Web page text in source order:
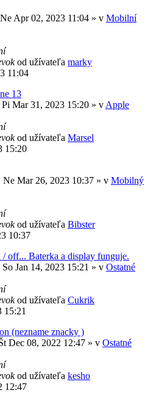
Ne Apr 02, 2023 11:04 » v Mobilní
od užívateľa marky
11:04
13
Pi Mar 31, 2023 15:20 » v Apple
od užívateľa Marsel
15:20
Ne Mar 26, 2023 10:37 » v Mobilný
od užívateľa Bibster
10:37
off... Baterka a display funguje.
So Jan 14, 2023 15:21 » v Ostatné
od užívateľa Cukrik
15:21
(nezname znacky )
Dec 08, 2022 12:47 » v Ostatné
od užívateľa kesho
12:47